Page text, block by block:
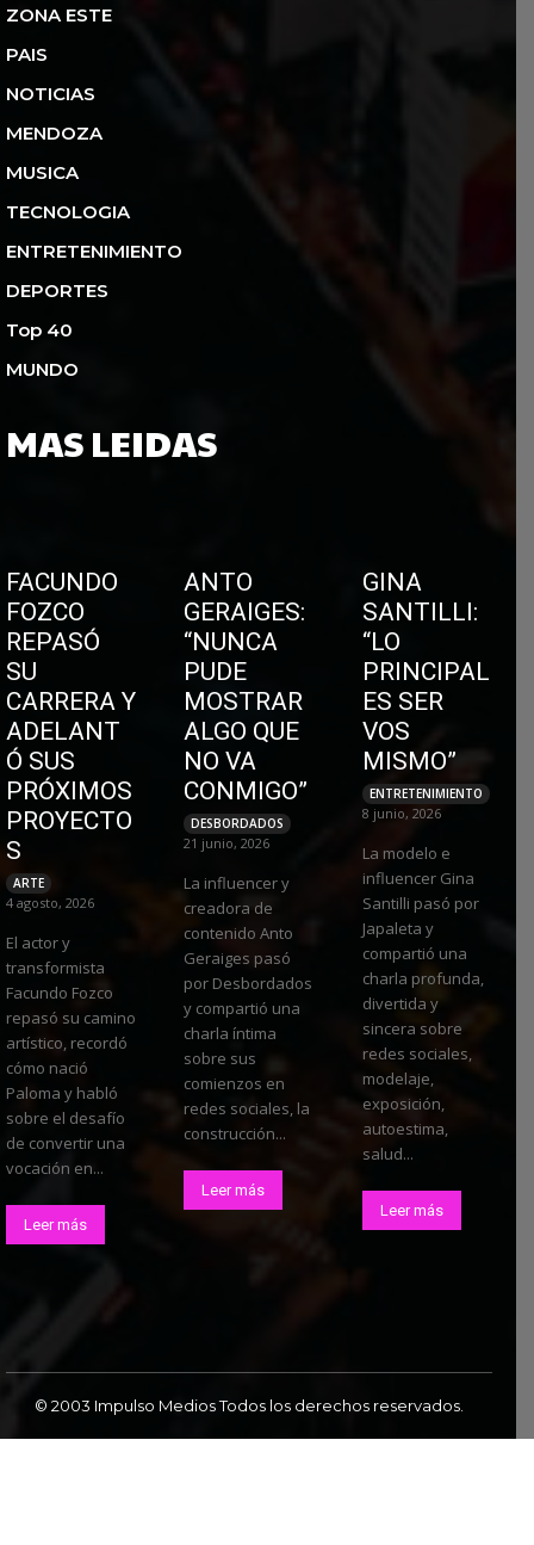
ZONA ESTE
PAIS
NOTICIAS
MENDOZA
MUSICA
TECNOLOGIA
ENTRETENIMIENTO
DEPORTES
Top 40
MUNDO
MAS LEIDAS
FACUNDO
FOZCO
REPASÓ
SU
CARRERA Y
ADELANT
Ó SUS
PRÓXIMOS
PROYECTO
S
ARTE
4 agosto, 2026
El actor y
transformista
Facundo Fozco
repasó su camino
artístico, recordó
cómo nació
Paloma y habló
sobre el desafío
de convertir una
vocación en...
Leer más
ANTO
GERAIGES:
“NUNCA
PUDE
MOSTRAR
ALGO QUE
NO VA
CONMIGO”
DESBORDADOS
21 junio, 2026
La influencer y
creadora de
contenido Anto
Geraiges pasó
por Desbordados
y compartió una
charla íntima
sobre sus
comienzos en
redes sociales, la
construcción...
Leer más
GINA
SANTILLI:
“LO
PRINCIPAL
ES SER
VOS
MISMO”
ENTRETENIMIENTO
8 junio, 2026
La modelo e
influencer Gina
Santilli pasó por
Japaleta y
compartió una
charla profunda,
divertida y
sincera sobre
redes sociales,
modelaje,
exposición,
autoestima,
salud...
Leer más
© 2003 Impulso Medios Todos los derechos reservados.